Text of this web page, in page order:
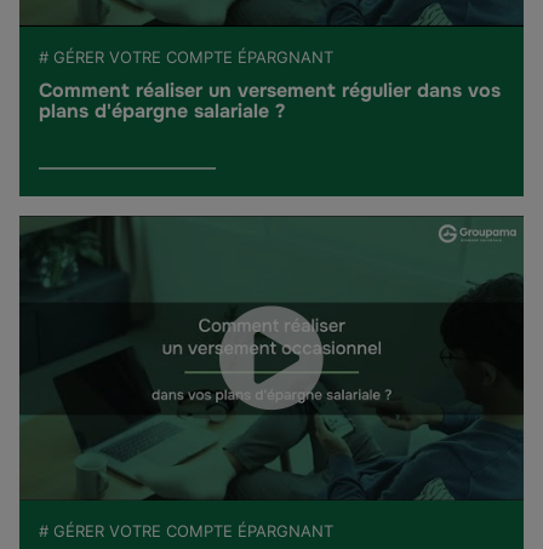
# GÉRER VOTRE COMPTE ÉPARGNANT
Comment réaliser un versement régulier dans vos
plans d'épargne salariale ?
# GÉRER VOTRE COMPTE ÉPARGNANT